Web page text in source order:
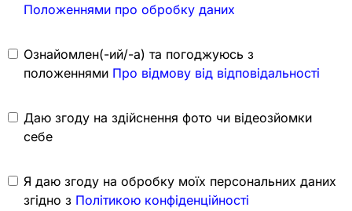
Положеннями про обробку даних
Ознайомлен(-ий/-а) та погоджуюсь з
положеннями Про відмову від відповідальності
Даю згоду на здійснення фото чи відеозйомки
себе
Я даю згоду на обробку моїх персональних даних
згідно з Політикою конфіденційності